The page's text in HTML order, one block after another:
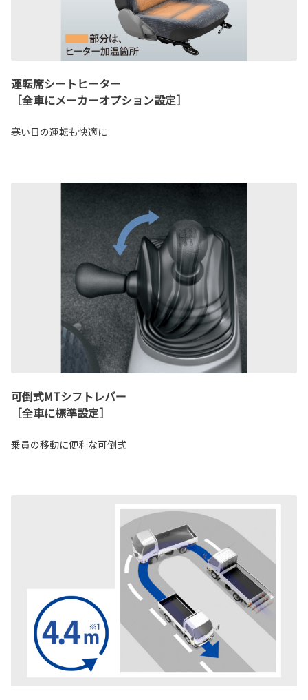
運転席シートヒーター
［全車にメーカーオプション設定］
寒い日の運転も快適に
可倒式MTシフトレバー
［全車に標準設定］
乗員の移動に便利な可倒式